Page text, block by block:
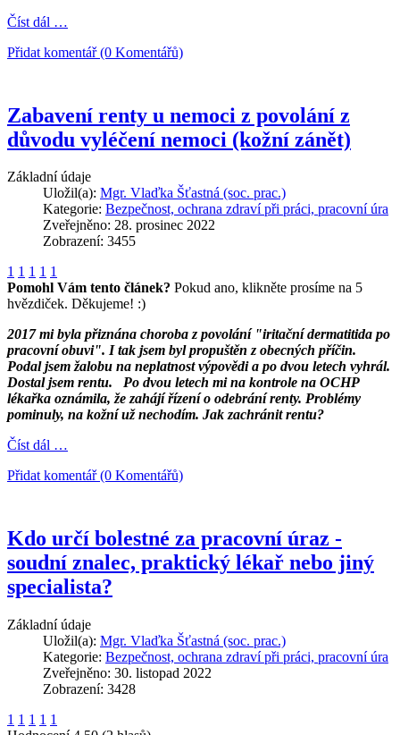
Číst dál …
Přidat komentář (0 Komentářů)
Zabavení renty u nemoci z povolání z
důvodu vyléčení nemoci (kožní zánět)
Základní údaje
Uložil(a): Mgr. Vlaďka Šťastná (soc. prac.)
Kategorie: Bezpečnost, ochrana zdraví při práci, pracovní úra
Zveřejněno: 28. prosinec 2022
Zobrazení: 3455
1 1 1 1 1
Pomohl Vám tento článek? Pokud ano, klikněte prosíme na 5
hvězdiček. Děkujeme! :)
2017 mi byla přiznána choroba z povolání "iritační dermatitida po
pracovní obuvi". I tak jsem byl propuštěn z obecných příčin.
Podal jsem žalobu na neplatnost výpovědi a po dvou letech vyhrál.
Dostal jsem rentu. Po dvou letech mi na kontrole na OCHP
lékařka oznámila, že zahájí řízení o odebrání renty. Problémy
pominuly, na kožní už nechodím. Jak zachránit rentu?
Číst dál …
Přidat komentář (0 Komentářů)
Kdo určí bolestné za pracovní úraz -
soudní znalec, praktický lékař nebo jiný
specialista?
Základní údaje
Uložil(a): Mgr. Vlaďka Šťastná (soc. prac.)
Kategorie: Bezpečnost, ochrana zdraví při práci, pracovní úra
Zveřejněno: 30. listopad 2022
Zobrazení: 3428
1 1 1 1 1